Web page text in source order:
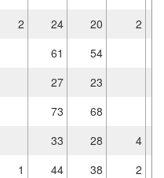
2 24 20
2
61
54
27
23
73
68
33 28
4
1 44 38
2